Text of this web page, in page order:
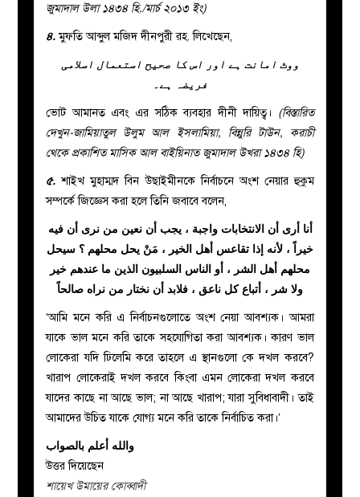
জুমাদাল উলা ১৪৩৪ হি./মার্চ ২০১৩ ইং)
৪.মুফতি আব্দুল মজিদ দীনপুরী রহ. লিখেছেন,
ووٹ امانت ہے اور اس کا صحیح استعمال اسلامی
فریضہ ہے۔
ভোট আমানত এবং এর সঠিক ব্যবহার দীনী দায়িত্ব। (বিস্তারিত
দেখুন-জামিয়াতুল উলুম আল ইসলামিয়া, বিন্নুরি টাউন, করাচী
থেকে প্রকাশিত মাসিক আল বাইয়িনাত জুমাদাল উখরা ১৪৩৪ হি)
৫.শাইখ মুহাম্মদ বিন উছাইমীনকে নির্বাচনে অংশ নেয়ার হুকুম
সম্পর্কে জিজ্ঞেস করা হলে তিনি জবাবে বলেন,
أنا أرى أن الانتخابات واجبة ، يجب أن نعين من نرى أن فيه
خيراً ، لأنه إذا تقاعس أهل الخير ، مَنْ يحل محلهم ؟ سيحل
محلهم أهل الشر ، أو الناس السلبيون الذين ما عندهم خير
ولا شر ، أتباع كل ناعق ، فلابد أن نختار من نراه صالحاً
‘আমি মনে করি এ নির্বাচনগুলোতে অংশ নেয়া আবশ্যক। আমরা
যাকে ভাল মনে করি তাকে সহযোগিতা করা আবশ্যক। কারণ ভাল
লোকেরা যদি ঢিলেমি করে তাহলে এ স্থানগুলো কে দখল করবে?
খারাপ লোকেরাই দখল করবে কিংবা এমন লোকেরা দখল করবে
যাদের কাছে না আছে ভাল; না আছে খারাপ; যারা সুবিধাবাদী। তাই
আমাদের উচিত যাকে যোগ্য মনে করি তাকে নির্বাচিত করা।’
والله أعلم بالصواب
উত্তর দিয়েছেন
শায়েখ উমায়ের কোব্বাদী